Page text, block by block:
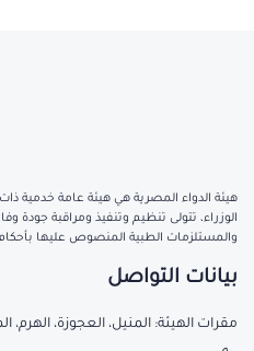
هيئة الدواء المصرية هي هيئة عامة خدمية
الوزراء، تتولى تنظيم وتنفيذ ومراقبة جودة
والمستلزمات الطبية المنصوص عليها بأحكام
بيانات التواصل
مقرات الهيئة: المنيل، العجوزة،